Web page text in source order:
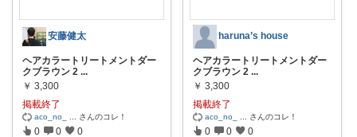
安藤健太
ヘアカラートリートメントダー
クブラウン 2 ...
￥ 3,300
掲載終了
aco_no_ さんのコレ！
0 0 0
haruna’s house
ヘアカラートリートメントダー
クブラウン 2 ...
￥ 3,300
掲載終了
aco_no_ さんのコレ！
0 0 0